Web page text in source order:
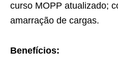
curso MOPP atualizado;
amarração de cargas.
Benefícios: